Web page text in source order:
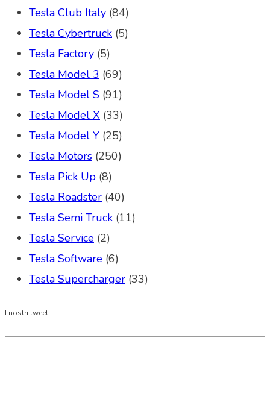
Tesla Club Italy (84)
Tesla Cybertruck (5)
Tesla Factory (5)
Tesla Model 3 (69)
Tesla Model S (91)
Tesla Model X (33)
Tesla Model Y (25)
Tesla Motors (250)
Tesla Pick Up (8)
Tesla Roadster (40)
Tesla Semi Truck (11)
Tesla Service (2)
Tesla Software (6)
Tesla Supercharger (33)
I nostri tweet!